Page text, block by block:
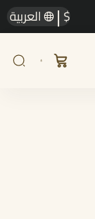
$
| العربية